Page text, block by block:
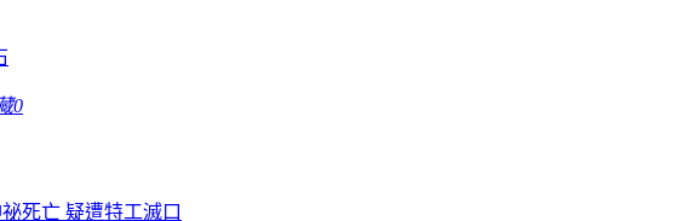
0
死亡 疑遭特工滅口